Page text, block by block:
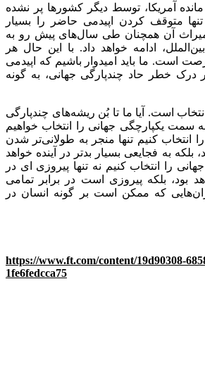
آمریکا، توسط دیگر کشورها پر نشده
متوقف کردن اپیدمی حاضر را بسیار
آن همچنان طی سال‌های پیش رو به
ادامه خواهد داد. با این حال هر
است. ما باید امیدوار باشیم که اپیدمی
درک خطر حاد چندپارگی جهانی، به گونه
است. آیا ما تا بُن ریشه‌های چندپارگی
سمت یکپارچگی جهانی را انتخاب خواهیم
انتخاب کنیم تنها منجر به طولانی‌تر شدن
بلکه به فجایعی بسیار بدتر در آینده خواهد
را انتخاب کنیم نه تنها پیروزی ای در
بود، بلکه پیروزی است در برابر تمامی
که ممکن است بر گونه انسان در
https://www.ft.com/content/19d90308-
1fe6fedcca75